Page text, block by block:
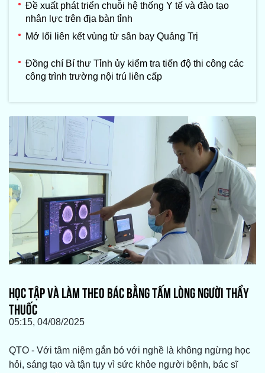
Đề xuất phát triển chuỗi hệ thống Y tế và đào tạo
nhân lực trên địa bàn tỉnh
Mở lối liên kết vùng từ sân bay Quảng Trị
Đồng chí Bí thư Tỉnh ủy kiểm tra tiến độ thi công các
công trình trường nội trú liên cấp
HỌC TẬP VÀ LÀM THEO BÁC BẰNG TẤM LÒNG NGƯỜI THẦY
THUỐC
05:15, 04/08/2025
QTO - Với tâm niệm gắn bó với nghề là không ngừng học
hỏi, sáng tạo và tận tụy vì sức khỏe người bệnh, bác sĩ